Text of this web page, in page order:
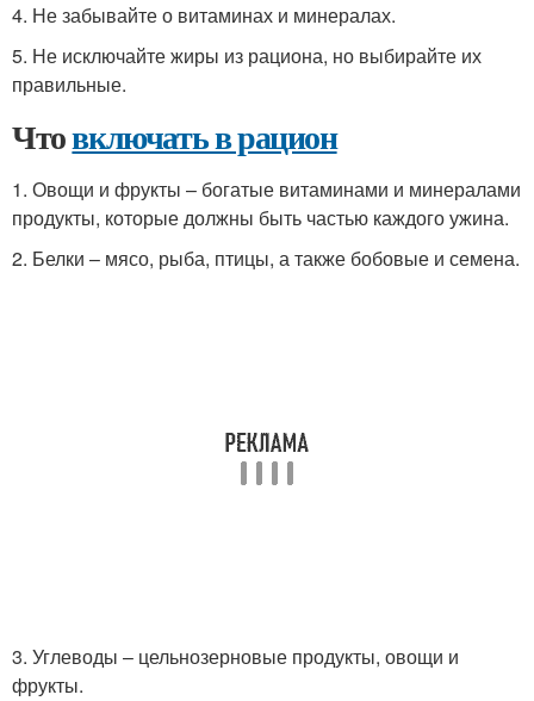
4. Не забывайте о витаминах и минералах.
5. Не исключайте жиры из рациона, но выбирайте их
правильные.
Чтовключать в рацион
1. Овощи и фрукты – богатые витаминами и минералами
продукты, которые должны быть частью каждого ужина.
2. Белки – мясо, рыба, птицы, а также бобовые и семена.
3. Углеводы – цельнозерновые продукты, овощи и
фрукты.